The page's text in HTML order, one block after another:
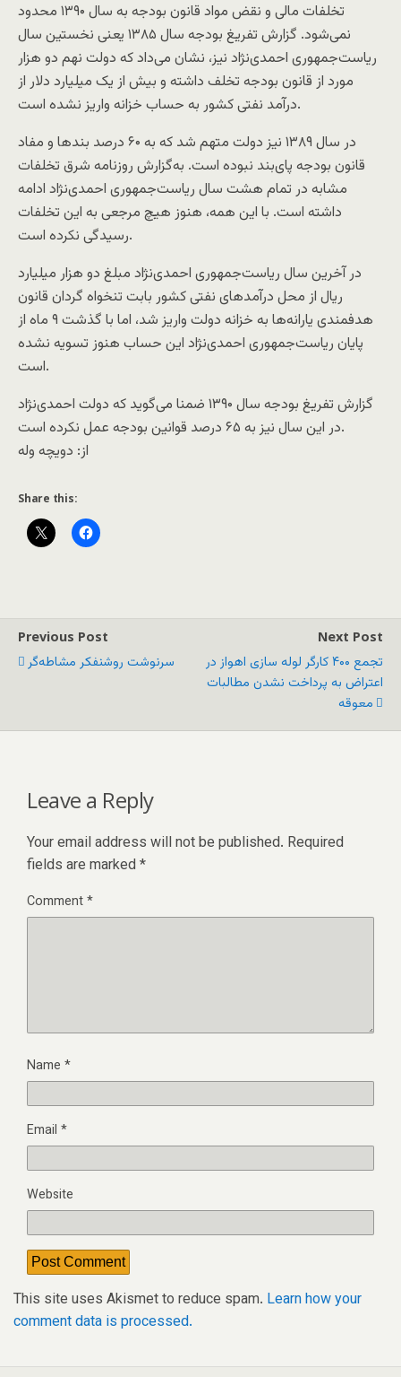
تخلفات مالی و نقض مواد قانون بودجه به سال ۱۳۹۰ محدود
نمی‌شود. گزارش تفریغ بودجه سال ۱۳۸۵ یعنی نخستین سال
ریاست‌جمهوری احمدی‌نژاد نیز، نشان می‌داد که دولت نهم دو هزار
مورد از قانون بودجه تخلف داشته و بیش از یک میلیارد دلار از
درآمد نفتی کشور به حساب خزانه واریز نشده است.
در سال ۱۳۸۹ نیز دولت متهم شد که به ۶۰ درصد بندها و مفاد
قانون بودجه پای‌بند نبوده است. به‌گزارش روزنامه شرق تخلفات
مشابه در تمام هشت سال ریاست‌جمهوری احمدی‌نژاد ادامه
داشته است. با این همه، هنوز هیچ مرجعی به این تخلفات
رسیدگی نکرده است.
در آخرین سال ریاست‌جمهوری احمدی‌نژاد مبلغ دو هزار میلیارد
ریال از محل درآمدهای نفتی کشور بابت تنخواه گردان قانون
هدفمندی یارانه‌ها به خزانه دولت واریز شد، اما با گذشت ۹ ماه از
پایان ریاست‌جمهوری احمدی‌نژاد این حساب هنوز تسویه نشده
است.
گزارش تفریغ بودجه سال ۱۳۹۰ ضمنا می‌گوید که دولت احمدی‌نژاد
در این سال نیز به ۶۵ درصد قوانین بودجه عمل نکرده است.
از: دويچه وله
Share this:
Previous Post
سرنوشت روشنفکر مشاطه‌گر
Next Post
تجمع ۴۰۰ کارگر لوله سازی اهواز در
اعتراض به پرداخت نشدن مطالبات
معوقه
Leave a Reply
Your email address will not be published. Required
fields are marked *
Comment*
Name *
Email *
Website
This site uses Akismet to reduce spam. Learn how your
comment data is processed.